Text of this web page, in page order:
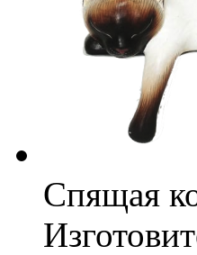
Спящая